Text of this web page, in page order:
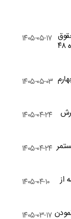
پیمانکاران در پیمان‌های خاتمه یافته طبق ماده ۴۸
۱۴۰۵-۰۵-۱۷
۱۴۰۵-۰۵-۰۳
۱۴۰۵-۰۴-۲۴
۱۴۰۵-۰۴-۲۴
از
۱۴۰۵-۰۴-۱۰
۱۴۰۵-۰۳-۱۷